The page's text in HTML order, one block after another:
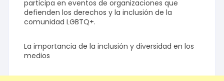
participa en eventos de organizaciones que
defienden los derechos y la inclusión de la
comunidad LGBTQ+.
La importancia de la inclusión y diversidad en los
medios